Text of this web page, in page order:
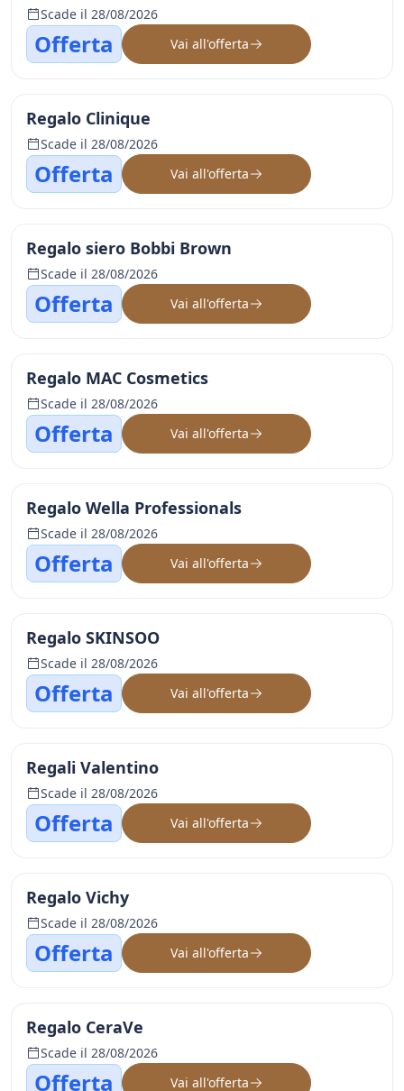
Scade il 28/08/2026
Offerta Vai all'offerta
Regalo Clinique
Scade il 28/08/2026
Offerta Vai all'offerta
Regalo siero Bobbi Brown
Scade il 28/08/2026
Offerta Vai all'offerta
Regalo MAC Cosmetics
Scade il 28/08/2026
Offerta Vai all'offerta
Regalo Wella Professionals
Scade il 28/08/2026
Offerta Vai all'offerta
Regalo SKINSOO
Scade il 28/08/2026
Offerta Vai all'offerta
Regali Valentino
Scade il 28/08/2026
Offerta Vai all'offerta
Regalo Vichy
Scade il 28/08/2026
Offerta Vai all'offerta
Regalo CeraVe
Scade il 28/08/2026
Offerta Vai all'offerta